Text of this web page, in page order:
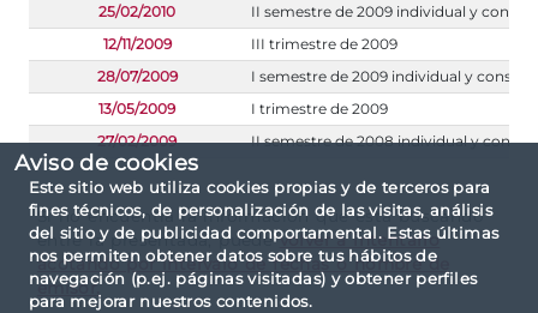
Aviso de cookies
Este sitio web utiliza cookies propias y de terceros para
fines técnicos, de personalización de las visitas, análisis
del sitio y de publicidad comportamental. Estas últimas
nos permiten obtener datos sobre tus hábitos de
navegación (p.ej. páginas visitadas) y obtener perfiles
para mejorar nuestros contenidos.
25/02/2010
II semestre de 2009 individual y
12/11/2009
III trimestre de 2009
28/07/2009
I semestre de 2009 individual y
13/05/2009
I trimestre de 2009
27/02/2009
II semestre de 2008 individual y
Si no encuentra la información que está buscando
entre la presentada, puedevolver a intentarlo
acotando por intervalo de fechas o nombre de
emisor.